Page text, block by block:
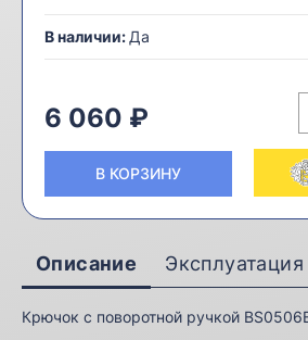
В наличии: Да
6 060 ₽
В КОРЗИНУ
Описание
Крючок с поворотной ручкой